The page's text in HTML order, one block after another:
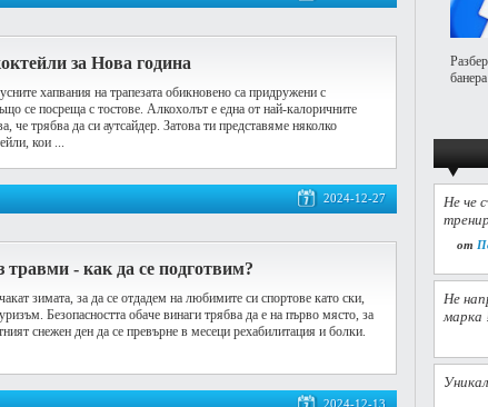
за Нова година
хапвания на трапезата обикновено са придружени с
се посреща с тостове. Алкохолът е една от най-калоричните
че трябва да си аутсайдер. Затова ти представяме няколко
кои ...
2024-12-27
травми - как да се подготвим?
зимата, за да се отдадем на любимите си спортове като ски,
Безопасността обаче винаги трябва да е на първо място, за
снежен ден да се превърне в месеци рехабилитация и болки.
2024-12-13
банера
Не че
от
Не
марка